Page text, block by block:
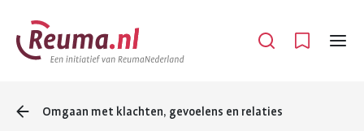
Spring
naar
hoofdinhoud
Spring
naar
footer
Open
Menu
Omgaan met klachten, gevoelens en relaties